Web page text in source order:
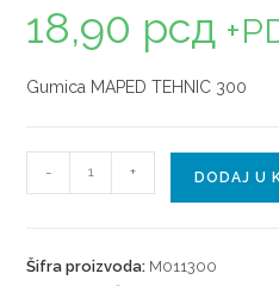
18,90 рсд
Gumica MAPED TEHNIC 300
- + DODAJ U
Šifra proizvoda: M011300